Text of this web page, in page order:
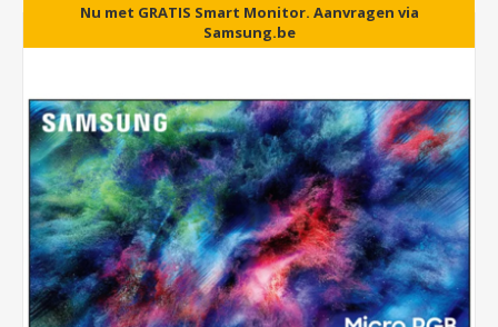
5 jaar garantie als U in NL woont.
Nu met GRATIS Smart Monitor. Aanvragen via
Samsung.be